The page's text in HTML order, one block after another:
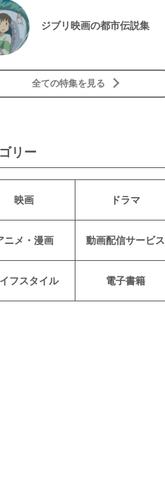
ジブリ映画の都市伝説集
全ての特集を見る
リー
映画 ドラマ
ニメ・漫画 動画配信サービス
フスタイル 電子書籍